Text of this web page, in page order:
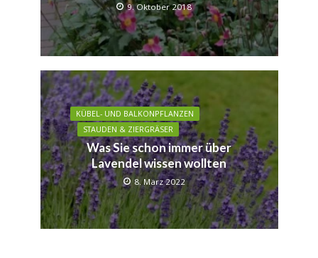
9. Oktober 2018
KÜBEL- UND BALKONPFLANZEN
STAUDEN & ZIERGRÄSER
Was Sie schon immer über
Lavendel wissen wollten
8. März 2022